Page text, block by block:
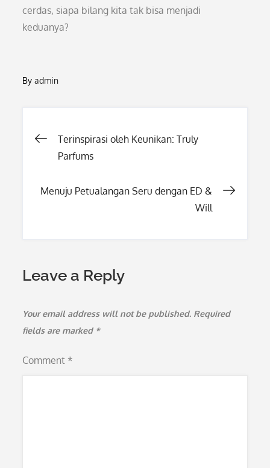
cerdas, siapa bilang kita tak bisa menjadi
keduanya?
Byadmin
Post
Terinspirasi oleh Keunikan: Truly
Parfums
Menuju Petualangan Seru dengan ED &
Will
Leave a Reply
Your email address will not be published. Required
fields are marked *
Comment *